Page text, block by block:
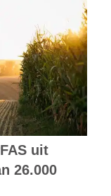
uit
26.000